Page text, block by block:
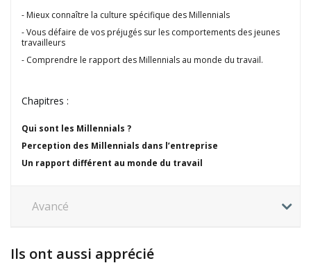
Mieux connaître la culture spécifique des Millennials
Vous défaire de vos préjugés sur les comportements des jeunes
travailleurs
Comprendre le rapport des Millennials au monde du travail.
Chapitres :
Qui sont les Millennials ?
Perception des Millennials dans l’entreprise
Un rapport différent au monde du travail
Avancé
Ils ont aussi apprécié